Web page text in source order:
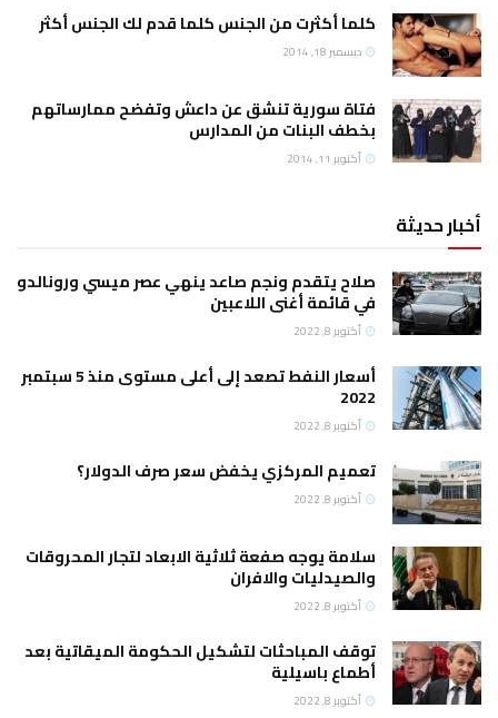
كلما أكثرت من الجنس كلما قدم لك الجنس أكثر
ديسمبر 18, 2014
فتاة سورية تنشق عن داعش وتفضح ممارساتهم
بخطف البنات من المدارس
أكتوبر 11, 2014
أخبار حديثة
صلاح يتقدم ونجم صاعد ينهي عصر ميسي ورونالدو
في قائمة أغنى اللاعبين
أكتوبر 8, 2022
أسعار النفط تصعد إلى أعلى مستوى منذ 5 سبتمبر
2022
أكتوبر 8, 2022
تعميم المركزي يخفض سعر صرف الدولار؟
أكتوبر 8, 2022
سلامة يوجه صفعة ثلاثية الابعاد لتجار المحروقات
والصيدليات والافران
أكتوبر 8, 2022
توقف المباحثات لتشكيل الحكومة الميقاتية بعد
أطماع باسيلية
أكتوبر 8, 2022